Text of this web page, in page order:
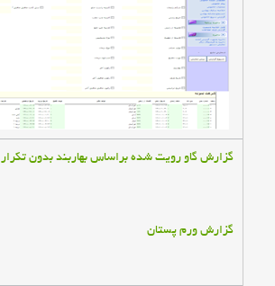
گزارش گاو رويت شده براساس بهاربند بدون تكرار
گزارش ورم پستان